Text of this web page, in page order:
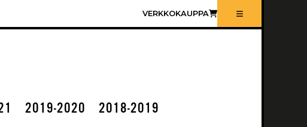
VERKKOKAUPPA
2019-2020 2018-2019